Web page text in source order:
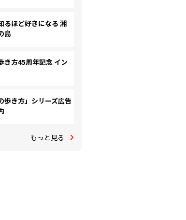
るほど好きになる 湘
島
き方45周年記念 イン
歩き方」シリーズ広告
もっと見る